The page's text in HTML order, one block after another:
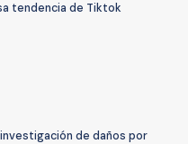
tendencia de Tiktok
de daños por